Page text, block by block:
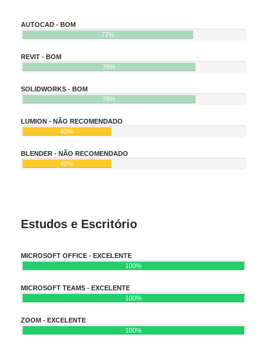
AUTOCAD - BOM
77%
REVIT - BOM
78%
SOLIDWORKS - BOM
78%
LUMION - NÃO RECOMENDADO
40%
BLENDER - NÃO RECOMENDADO
40%
Estudos e Escritório
MICROSOFT OFFICE - EXCELENTE
100%
MICROSOFT TEAMS - EXCELENTE
100%
ZOOM - EXCELENTE
100%